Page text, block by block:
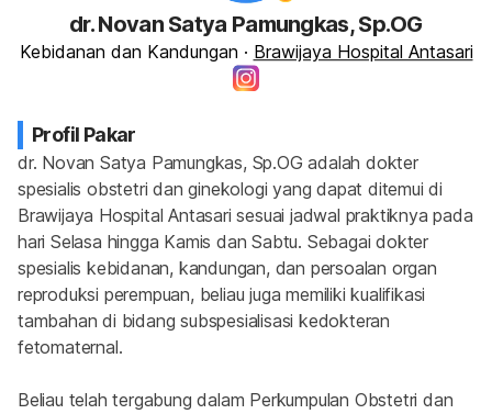
dr. Novan Satya Pamungkas, Sp.OG
Kebidanan dan Kandungan · Brawijaya Hospital Antasari
Profil Pakar
dr. Novan Satya Pamungkas, Sp.OG adalah dokter
spesialis obstetri dan ginekologi yang dapat ditemui di
Brawijaya Hospital Antasari sesuai jadwal praktiknya pada
hari Selasa hingga Kamis dan Sabtu. Sebagai dokter
spesialis kebidanan, kandungan, dan persoalan organ
reproduksi perempuan, beliau juga memiliki kualifikasi
tambahan di bidang subspesialisasi kedokteran
fetomaternal.
Beliau telah tergabung dalam Perkumpulan Obstetri dan